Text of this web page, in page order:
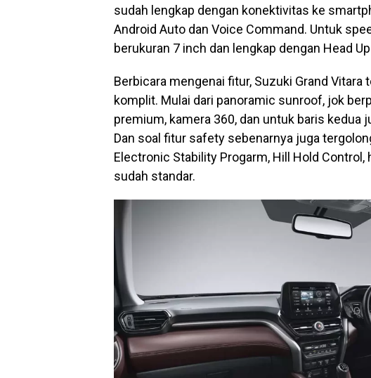
sudah lengkap dengan konektivitas ke
Android Auto dan Voice Command. Untuk
berukuran 7 inch dan lengkap dengan Head
Berbicara mengenai fitur, Suzuki Grand Vitara
komplit. Mulai dari panoramic sunroof, jok
premium, kamera 360, dan untuk baris kedua
Dan soal fitur safety sebenarnya juga
Electronic Stability Progarm, Hill Hold
sudah standar.